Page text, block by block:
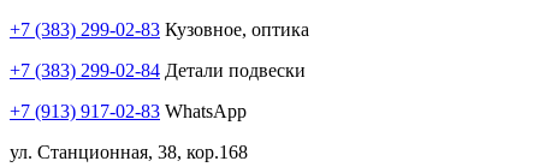
+7 (383) 299-02-83 Кузовное, оптика
+7 (383) 299-02-84 Детали подвески
+7 (913) 917-02-83 WhatsApp
ул. Станционная, 38, кор.168